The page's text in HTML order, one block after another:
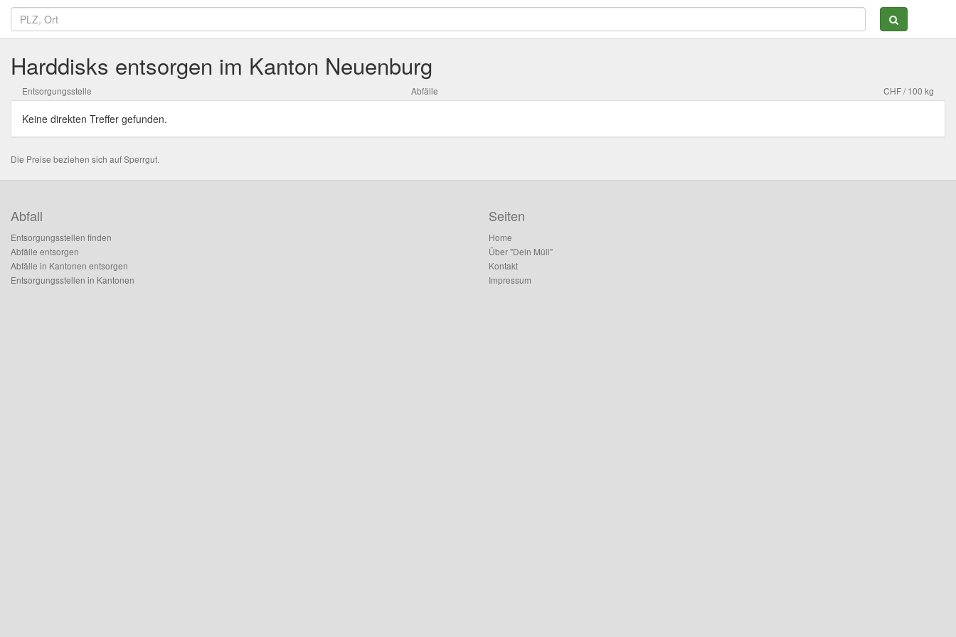
Harddisks entsorgen im Kanton Neuenburg
Entsorgungsstelle Abfälle CHF / 100 kg
Keine direkten Treffer gefunden.
Die Preise beziehen sich auf Sperrgut.
Abfall
Entsorgungsstellen finden
Abfälle entsorgen
Abfälle in Kantonen entsorgen
Entsorgungsstellen in Kantonen
Seiten
Home
Über "Dein Müll"
Kontakt
Impressum